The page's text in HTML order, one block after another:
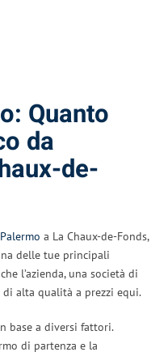
Quanto
da
de-
Palermo a La Chaux-de-Fonds,
delle tue principali
l’azienda, una società di
di alta qualità a prezzi equi.
base a diversi fattori.
di partenza e la